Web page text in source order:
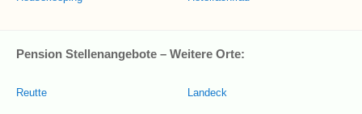
Pension Stellenangebote – Weitere Orte:
Reutte Landeck